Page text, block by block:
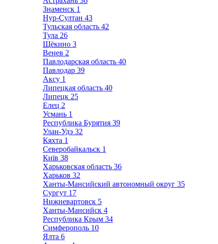
Знаменск 1
Нур-Султан 43
Тульская область 42
Тула 26
Щёкино 3
Венев 2
Павлодарская область 40
Павлодар 39
Аксу 1
Липецкая область 40
Липецк 25
Елец 2
Усмань 1
Республика Бурятия 39
Улан-Удэ 32
Кяхта 1
Северобайкальск 1
Київ 38
Харьковская область 36
Харьков 32
Ханты-Мансийский автономный округ 35
Сургут 17
Нижневартовск 5
Ханты-Мансийск 4
Республика Крым 34
Симферополь 10
Ялта 6